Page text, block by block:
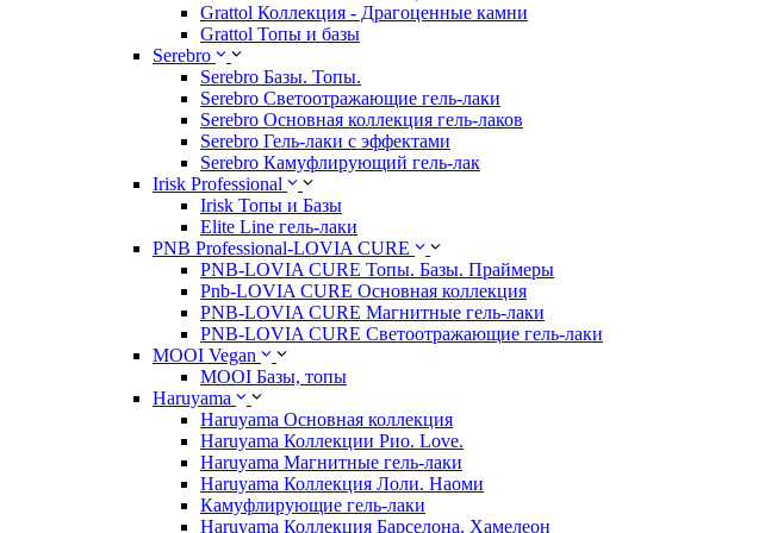
Grattol Коллекция - Драгоценные камни
Grattol Топы и базы
Serebro
Serebro Базы. Топы.
Serebro Светоотражающие гель-лаки
Serebro Основная коллекция гель-лаков
Serebro Гель-лаки с эффектами
Serebro Камуфлирующий гель-лак
Irisk Professional
Irisk Топы и Базы
Elite Line гель-лаки
PNB Professional-LOVIA CURE
PNB-LOVIA CURE Топы. Базы. Праймеры
Pnb-LOVIA CURE Основная коллекция
PNB-LOVIA CURE Магнитные гель-лаки
PNB-LOVIA CURE Cветоотражающие гель-лаки
MOOI Vegan
MOOI Базы, топы
Haruyama
Haruyama Основная коллекция
Haruyama Коллекции Рио. Love.
Haruyama Магнитные гель-лаки
Haruyama Коллекция Лоли. Наоми
Камуфлирующие гель-лаки
Haruyama Коллекция Барселона. Хамелеон